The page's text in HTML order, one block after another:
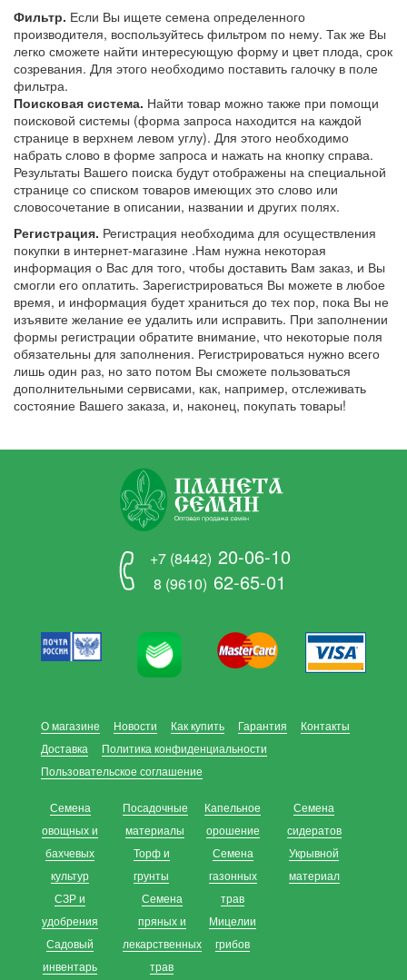
Фильтр. Если Вы ищете семена определенного
производителя, воспользуйтесь фильтром по нему. Так же Вы
легко сможете найти интересующую форму и цвет плода, срок
созревания. Для этого необходимо поставить галочку в поле
фильтра.
Поисковая система. Найти товар можно также при помощи
поисковой системы (форма запроса находится на каждой
странице в верхнем левом углу). Для этого необходимо
набрать слово в форме запроса и нажать на кнопку справа.
Результаты Вашего поиска будут отображены на специальной
странице со списком товаров имеющих это слово или
словосочетание в описании, названии и других полях.
Регистрация. Регистрация необходима для осуществления
покупки в интернет-магазине .Нам нужна некоторая
информация о Вас для того, чтобы доставить Вам заказ, и Вы
смогли его оплатить. Зарегистрироваться Вы можете в любое
время, и информация будет храниться до тех пор, пока Вы не
изъявите желание ее удалить или исправить. При заполнении
формы регистрации обратите внимание, что некоторые поля
обязательны для заполнения. Регистрироваться нужно всего
лишь один раз, но зато потом Вы сможете пользоваться
дополнительными сервисами, как, например, отслеживать
состояние Вашего заказа, и, наконец, покупать товары!
+7 (8442) 20-06-10
8 (9610) 62-65-01
О магазине Новости Как купить Гарантия
Контакты
Доставка
Политика конфиденциальности
Пользовательское соглашение
Семена
овощных и
бахчевых
культур
СЗР и
удобрения
Садовый
инвентарь
Посадочные
материалы
Торф и
грунты
Семена
пряных и
лекарственных
трав
Капельное
орошение
Семена
газонных
трав
Мицелии
грибов
Семена
сидератов
Укрывной
материал